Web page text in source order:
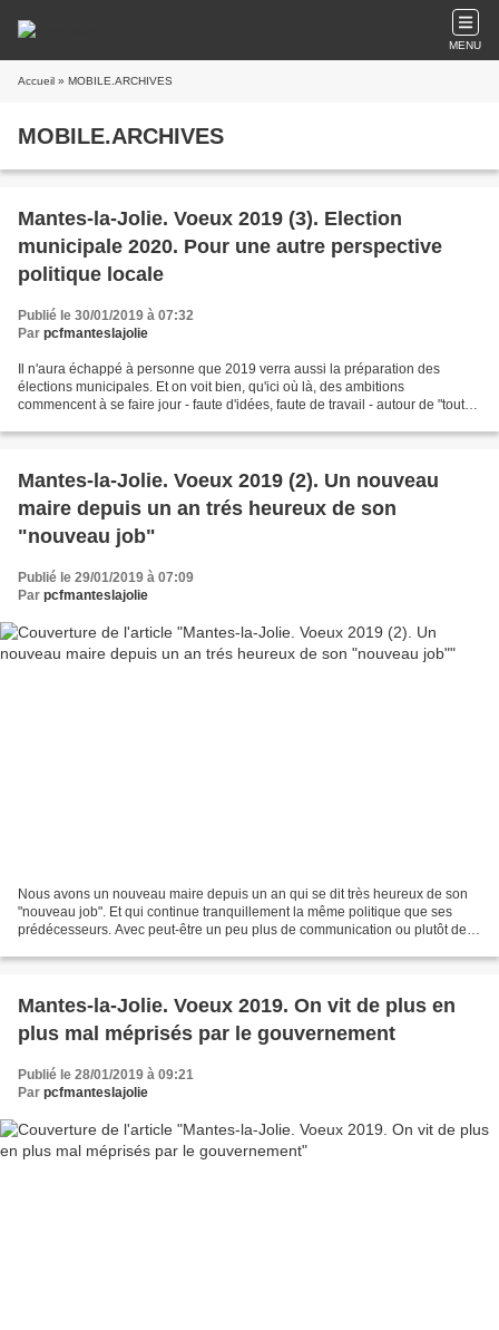
MENU
Accueil » MOBILE.ARCHIVES
MOBILE.ARCHIVES
Mantes-la-Jolie. Voeux 2019 (3). Election
municipale 2020. Pour une autre perspective
politique locale
Publié le 30/01/2019 à 07:32
Par pcfmanteslajolie
Il n'aura échappé à personne que 2019 verra aussi la préparation des
élections municipales. Et on voit bien, qu'ici où là, des ambitions
commencent à se faire jour - faute d'idées, faute de travail - autour de "tout
Mantes-la-Jolie. Voeux 2019 (2). Un nouveau
maire depuis un an trés heureux de son
"nouveau job"
Publié le 29/01/2019 à 07:09
Par pcfmanteslajolie
Nous avons un nouveau maire depuis un an qui se dit très heureux de son
"nouveau job". Et qui continue tranquillement la même politique que ses
prédécesseurs. Avec peut-être un peu plus de communication ou plutôt de la
Mantes-la-Jolie. Voeux 2019. On vit de plus en
plus mal méprisés par le gouvernement
Publié le 28/01/2019 à 09:21
Par pcfmanteslajolie